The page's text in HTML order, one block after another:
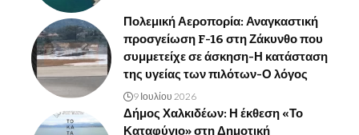
Πολεμική Αεροπορία: Αναγκαστική
προσγείωση F-16 στη Ζάκυνθο που
συμμετείχε σε άσκηση-Η κατάσταση
της υγείας των πιλότων-Ο λόγος
9 Ιουλίου 2026
Δήμος Χαλκιδέων: Η έκθεση «Το
Καταφύγιο» στη Δημοτική